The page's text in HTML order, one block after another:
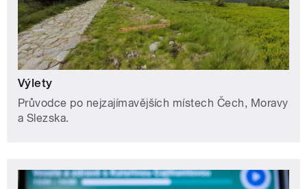
Výlety
Průvodce po nejzajímavějších místech Čech, Moravy
a Slezska.